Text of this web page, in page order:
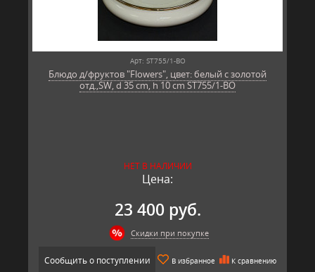
Арт: ST755/1-BO
Блюдо д/фруктов "Flowers", цвет: белый с золотой
отд.,SW, d 35 cm, h 10 cm ST755/1-BO
НЕТ В НАЛИЧИИ
Цена:
23 400 руб.
Скидки при покупке
Сообщить о поступлении В избранное К сравнению